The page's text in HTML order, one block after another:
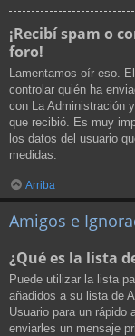
¡Recibí spam o
foro!
Lamentamos oír eso.
controlar quién ha
con La Administración
que recibió. Es muy
los datos del usuario
medidas.
Arriba
Amigos e
¿Qué es la lista
Puede utilizar la lista
añadidos a su lista de
Usuario para un
enviarles un mensaje